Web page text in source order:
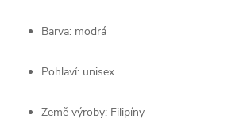
Barva: modrá
Pohlaví: unisex
Země výroby: Filipíny